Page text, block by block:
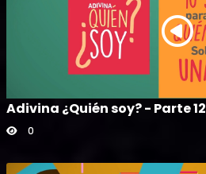
Adivina ¿Quién soy? - Parte 12
0